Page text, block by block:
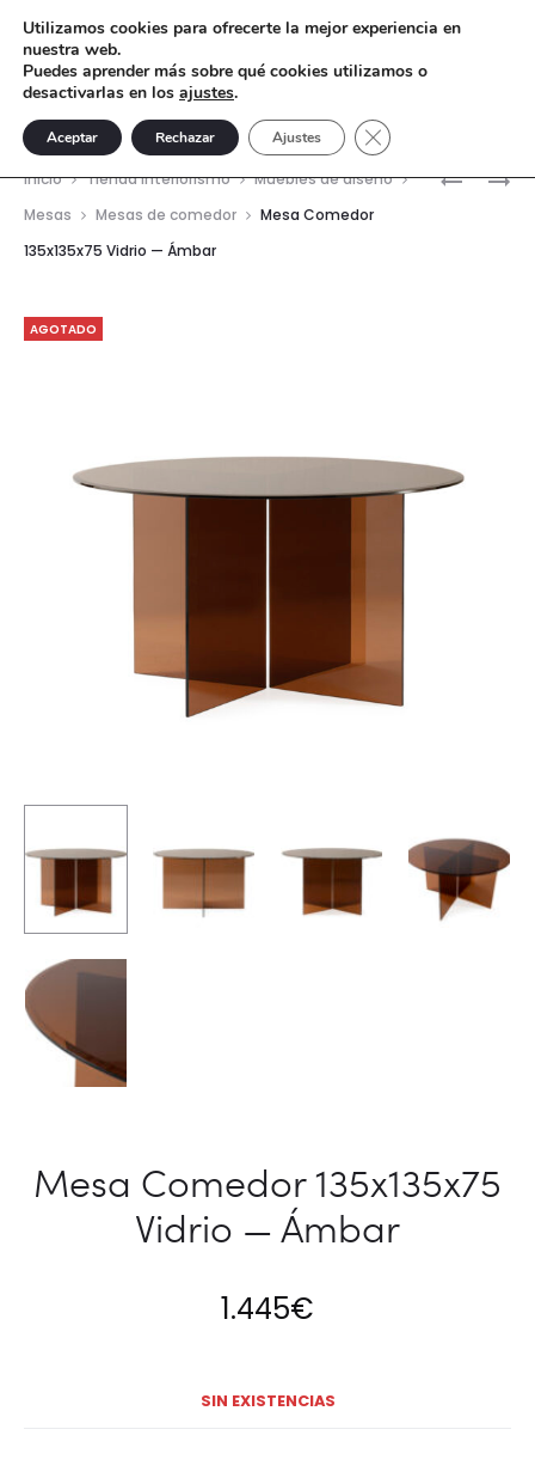
MESA
MESA
Inicio Tienda interiorismo
Muebles de diseño
Mesas
Mesas de comedor
Mesa Comedor
135x135x75 Vidrio — Ámbar
AGOTADO
Mesa Comedor 135x135x75
Vidrio — Ámbar
1.445€
SIN EXISTENCIAS
Utilizamos cookies para ofrecerte la mejor experiencia en
nuestra web.
Puedes aprender más sobre qué cookies utilizamos o
desactivarlas en los ajustes.
Aceptar Rechazar Ajustes Cerrar el banner de